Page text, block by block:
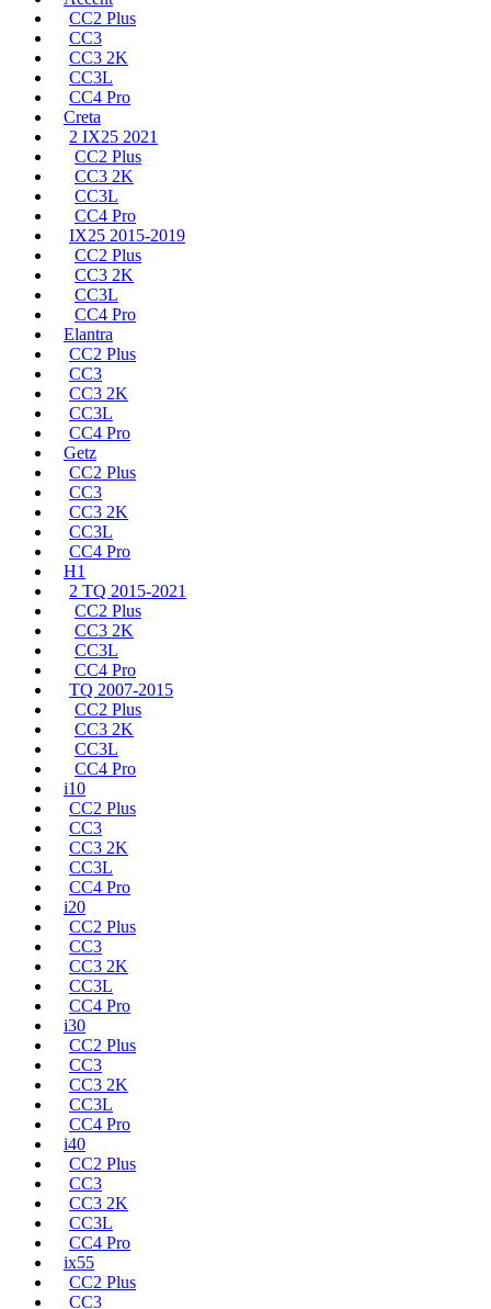
CC2 Plus
CC3
CC3 2K
CC3L
CC4 Pro
Creta
2 IX25 2021
CC2 Plus
CC3 2K
CC3L
CC4 Pro
IX25 2015-2019
CC2 Plus
CC3 2K
CC3L
CC4 Pro
Elantra
CC2 Plus
CC3
CC3 2K
CC3L
CC4 Pro
Getz
CC2 Plus
CC3
CC3 2K
CC3L
CC4 Pro
H1
2 TQ 2015-2021
CC2 Plus
CC3 2K
CC3L
CC4 Pro
TQ 2007-2015
CC2 Plus
CC3 2K
CC3L
CC4 Pro
i10
CC2 Plus
CC3
CC3 2K
CC3L
CC4 Pro
i20
CC2 Plus
CC3
CC3 2K
CC3L
CC4 Pro
i30
CC2 Plus
CC3
CC3 2K
CC3L
CC4 Pro
i40
CC2 Plus
CC3
CC3 2K
CC3L
CC4 Pro
ix55
CC2 Plus
CC3